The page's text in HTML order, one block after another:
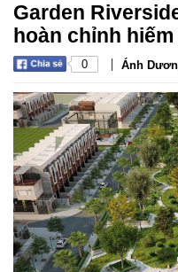
Garden
hoàn chỉnh
0 | Ánh